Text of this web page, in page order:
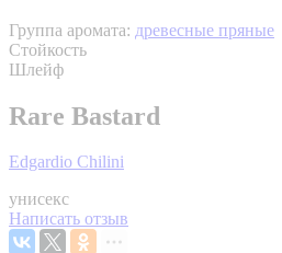
Группа аромата: древесные пряные
Стойкость
Шлейф
Rare Bastard
Edgardio Chilini
унисекс
Написать отзыв